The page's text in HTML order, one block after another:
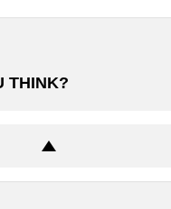
THINK?